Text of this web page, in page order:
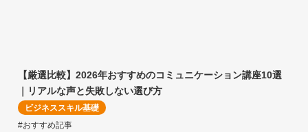
【厳選比較】2026年おすすめのコミュニケーション講座10選
｜リアルな声と失敗しない選び方
ビジネススキル基礎
#おすすめ記事